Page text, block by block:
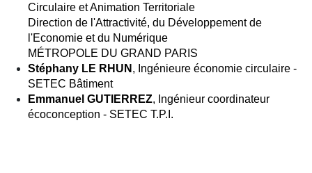
Circulaire et Animation Territoriale
Direction de l'Attractivité, du Développement de
l'Economie et du Numérique
MÉTROPOLE DU GRAND PARIS
Stéphany LE RHUN , Ingénieure économie circulaire -
SETEC Bâtiment
Emmanuel GUTIERREZ, Ingénieur coordinateur
écoconception - SETEC T.P.I.